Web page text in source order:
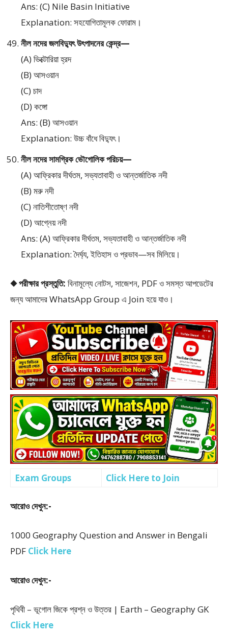
Ans: (C) Nile Basin Initiative
Explanation: সহযোগিতামূলক ফোরাম।
নীল নদের জলবিদ্যুৎ উৎপাদনের কেন্দ্র—
(A) ভিক্টোরিয়া হ্রদ
(B) আসওয়ান
(C) চাদ
(D) কঙ্গো
Ans: (B) আসওয়ান
Explanation: উচ্চ বাঁধে বিদ্যুৎ।
নীল নদের সামগ্রিক ভৌগোলিক পরিচয়—
(A) আফ্রিকার দীর্ঘতম, সভ্যতাবাহী ও আন্তর্জাতিক নদী
(B) মরু নদী
(C) নাতিশীতোষ্ণ নদী
(D) আগ্নেয় নদী
Ans: (A) আফ্রিকার দীর্ঘতম, সভ্যতাবাহী ও আন্তর্জাতিক নদী
Explanation: দৈর্ঘ্য, ইতিহাস ও প্রভাব—সব মিলিয়ে।
◆ পরীক্ষার প্রস্তুতি: বিনামূল্যে নোটস, সাজেশন, PDF ও সমস্ত আপডেটের
জন্য আমাদের WhatsApp Group এ Join হয়ে যাও।
Exam Groups Click Here to Join
আরোও দেখুন:-
1000 Geography Question and Answer in Bengali
PDF Click Here
আরোও দেখুন:-
পৃথিবী – ভূগোল জিকে প্রশ্ন ও উত্তর | Earth – Geography GK
Click Here